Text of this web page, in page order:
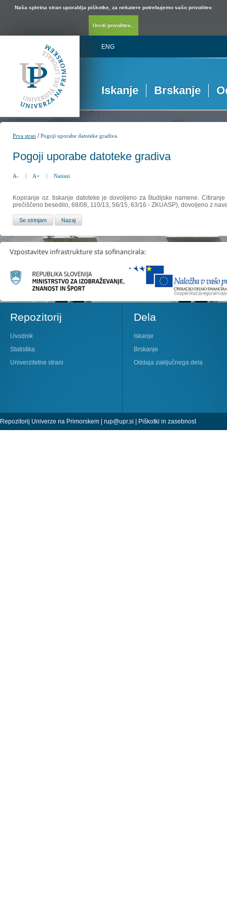
Naša spletna stran uporablja piškotke, za nekatere potrebujemo vašo privolitev.
Uredi privolitev...
ENG
Iskanje Brskanje
Prva stran /Pogoji uporabe datoteke gradiva
Pogoji uporabe datoteke gradiva
A- | A+ | Natisni
Kopiranje oz. tiskanje datoteke je dovoljeno za študijske namene.
prečiščeno besedilo, 68/08, 110/13, 56/15, 63/16 - ZKUASP), dovoljeno z
Repozitorij
Uvodnik
Statistika
Univerzitetne strani
Dela
Iskanje
Brskanje
Oddaja zaključnega dela
Repozitorij Univerze na Primorskem | rup@upr.si | Piškotki in zasebnost